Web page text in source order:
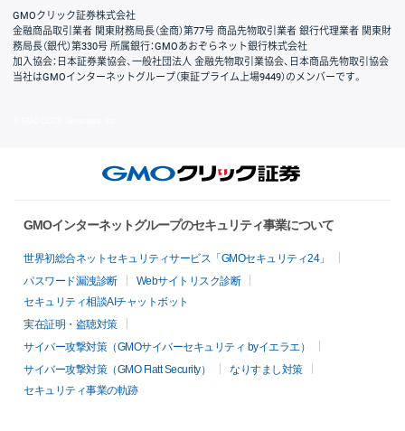
GMOクリック証券株式会社
金融商品取引業者 関東財務局長（金商）第77号 商品先物取引業者 銀行代理業者 関東財
務局長（銀代）第330号 所属銀行：GMOあおぞらネット銀行株式会社
加入協会：日本証券業協会、一般社団法人 金融先物取引業協会、日本商品先物取引協会
当社はGMOインターネットグループ（東証プライム上場9449）のメンバーです。
GMOインターネットグループのセキュリティ事業について
世界初総合ネットセキュリティサービス「GMOセキュリティ24」
パスワード漏洩診断
Webサイトリスク診断
セキュリティ相談AIチャットボット
実在証明・盗聴対策
サイバー攻撃対策（GMOサイバーセキュリティ byイエラエ）
サイバー攻撃対策（GMO Flatt Security）
なりすまし対策
セキュリティ事業の軌跡